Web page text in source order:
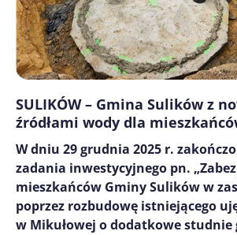
SULIKÓW – Gmina Sulików z
źródłami wody dla
W dniu 29 grudnia 2025 r.
zadania inwestycyjnego pn.
mieszkańców Gminy Sulików w
poprzez rozbudowę istniejącego
w Mikułowej o dodatkowe studnie